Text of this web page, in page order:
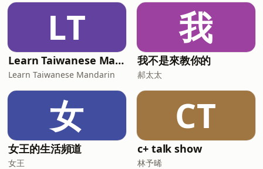
https://reurl.cc/r0E7EZ 4/25 （六）一日
密集酷學營 教你如何從新手團主，成為有
https://wazaiii.online/2026酷學營_美寶
專屬優惠 📅 每週四固定更新 📱 更多主持
人的生活日常請追蹤Instagram 美寶
ihua_chen 師兄 jus0924 💌 合作邀約聯
繫 meatmuq@gmail.com
LT
Learn Taiwanese Mandarin
Learn Taiwanese Mandarin
我
我不是來教你的
郝太太
女
女王的生活頻道
女王
CT
c+ talk show
林予晞